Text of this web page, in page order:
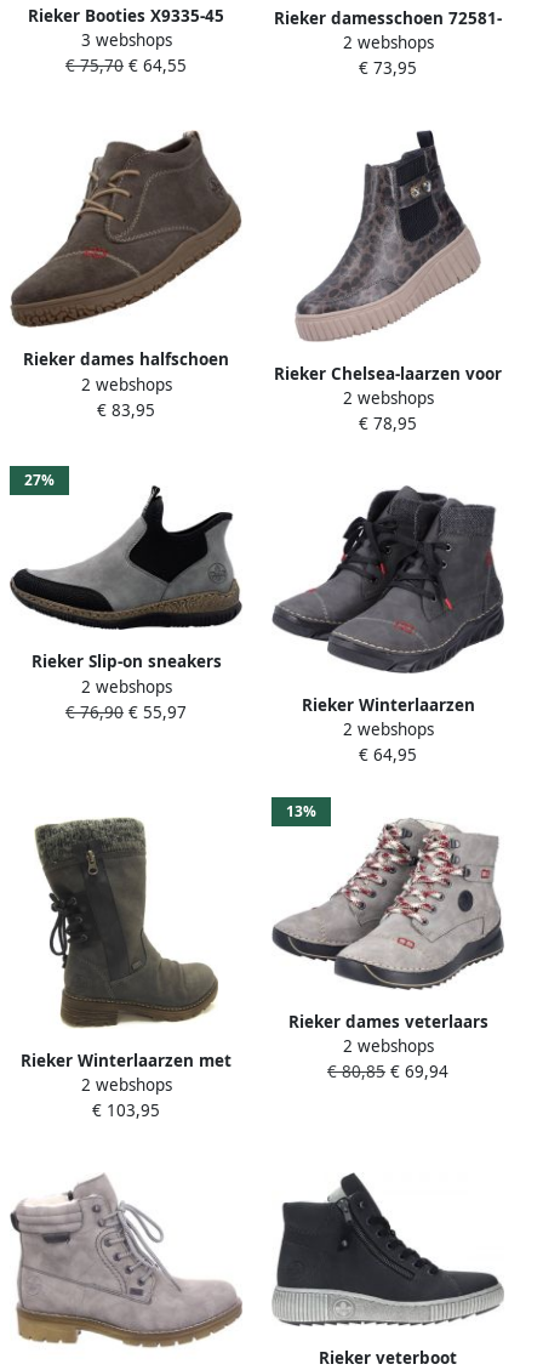
Rieker Booties X9335-45
Vrouwen Grijs Laarzen
3 webshops
€ 75,70 € 64,55
Rieker damesschoen 72581-
42 grijs
2 webshops
€ 73,95
Rieker dames halfschoen
gevoerd grijs extra breed
2 webshops
€ 83,95
Rieker Chelsea-laarzen voor
dames luipaardprint grijs
2 webshops
€ 78,95
27%
Rieker Slip-on sneakers
Ready2GO Boots slip-on
schoen casual sneaker met
2 webshops
€ 76,90 € 55,97
Rieker Winterlaarzen
Veterboots enkellaarsjes
casual boots met zachte
2 webshops
€ 64,95
Rieker Winterlaarzen met
siersluiting bij de schacht
2 webshops
€ 103,95
13%
Rieker dames veterlaars
enkellaars warme voering
51544-64 grijs
2 webshops
€ 80,85 € 69,94
Rieker veterboot